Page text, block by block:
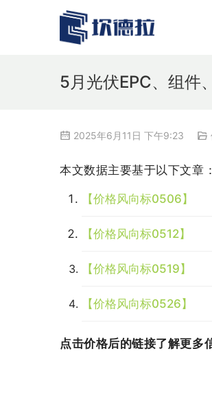
5月光伏EPC、组件
2025年6月11日 下午9:23
本文数据主要基于以下文章：
【价格风向标0506】
【价格风向标0512】
【价格风向标0519】
【价格风向标0526】
点击价格后的链接了解更多